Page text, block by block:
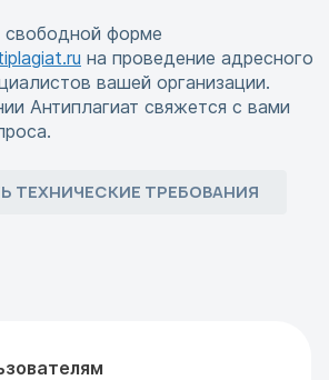
свободной форме
на проведение адресного
вашей организации.
Антиплагиат свяжется с вами
ТЕХНИЧЕСКИЕ ТРЕБОВАНИЯ